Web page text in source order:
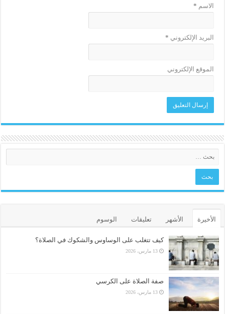
الاسم *
البريد الإلكتروني *
الموقع الإلكتروني
الأخيرة الأشهر تعليقات الوسوم
كيف تتغلب على الوساوس والشكوك في الصلاة؟
13 مارس، 2026
صفة الصلاة على الكرسي
13 مارس، 2026